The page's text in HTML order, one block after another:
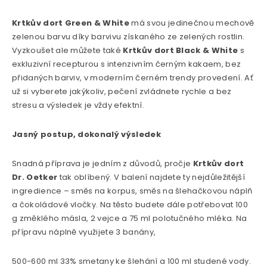
Krtkův dort Green & Whitemá svou jedinečnou mechově
zelenou barvu díky barvivu získaného ze zelených rostlin.
Vyzkoušet ale můžete také Krtkův dort Black & White s
exkluzivní recepturou s intenzivním černým kakaem, bez
přidaných barviv, v moderním černém trendy provedení. Ať
už si vyberete jakýkoliv, pečení zvládnete rychle a bez
stresu a výsledek je vždy efektní.
Jasný postup, dokonalý výsledek
Snadná příprava je jedním z důvodů, pročje Krtkův dort
Dr. Oetker tak oblíbený. V balení najdete ty nejdůležitější
ingredience – směs na korpus, směs na šlehačkovou náplň
a čokoládové vločky. Na těsto budete dále potřebovat 100
g změklého másla, 2 vejce a 75 ml polotučného mléka. Na
přípravu náplně využijete 3 banány,
500-600 ml 33% smetany ke šlehání a 100 ml studené vody.